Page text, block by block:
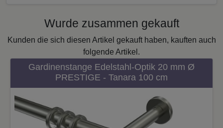
Wurde zusammen gekauft
Kunden die sich diesen Artikel gekauft haben, kauften auch
folgende Artikel.
Gardinenstange Edelstahl-Optik 20 mm Ø
PRESTIGE - Tanara 100 cm